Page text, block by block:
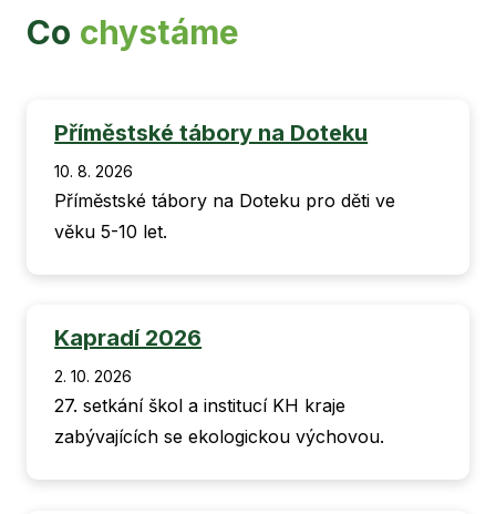
Co chystáme
Příměstské tábory na Doteku
10. 8. 2026
Příměstské tábory na Doteku pro děti ve
věku 5-10 let.
Kapradí 2026
2. 10. 2026
27. setkání škol a institucí KH kraje
zabývajících se ekologickou výchovou.